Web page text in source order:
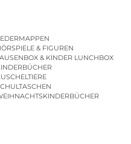
& FIGUREN
& KINDER LUNCHBOX
| KINDERGARTENBEUTEL